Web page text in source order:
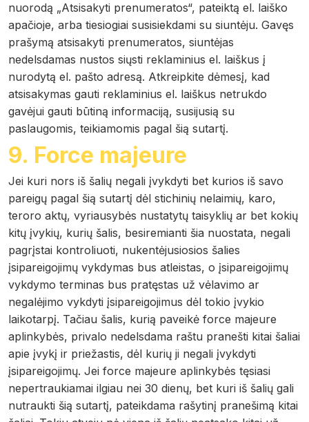
nuorodą „Atsisakyti prenumeratos“, pateiktą el. laiško
apačioje, arba tiesiogiai susisiekdami su siuntėju. Gavęs
prašymą atsisakyti prenumeratos, siuntėjas
nedelsdamas nustos siųsti reklaminius el. laiškus į
nurodytą el. pašto adresą. Atkreipkite dėmesį, kad
atsisakymas gauti reklaminius el. laiškus netrukdo
gavėjui gauti būtiną informaciją, susijusią su
paslaugomis, teikiamomis pagal šią sutartį.
9. Force majeure
Jei kuri nors iš šalių negali įvykdyti bet kurios iš savo
pareigų pagal šią sutartį dėl stichinių nelaimių, karo,
teroro aktų, vyriausybės nustatytų taisyklių ar bet kokių
kitų įvykių, kurių šalis, besiremianti šia nuostata, negali
pagrįstai kontroliuoti, nukentėjusiosios šalies
įsipareigojimų vykdymas bus atleistas, o įsipareigojimų
vykdymo terminas bus pratęstas už vėlavimo ar
negalėjimo vykdyti įsipareigojimus dėl tokio įvykio
laikotarpį. Tačiau šalis, kurią paveikė force majeure
aplinkybės, privalo nedelsdama raštu pranešti kitai šaliai
apie įvykį ir priežastis, dėl kurių ji negali įvykdyti
įsipareigojimų. Jei force majeure aplinkybės tęsiasi
nepertraukiamai ilgiau nei 30 dienų, bet kuri iš šalių gali
nutraukti šią sutartį, pateikdama rašytinį pranešimą kitai